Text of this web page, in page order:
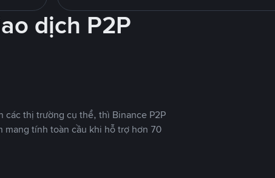
dịch P2P
các thị trường cụ thể, thì Binance P2P
tính toàn cầu khi hỗ trợ hơn 70